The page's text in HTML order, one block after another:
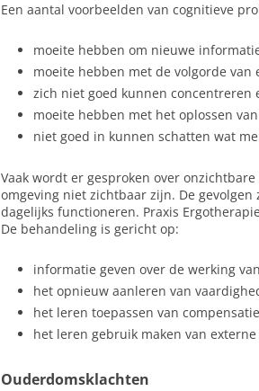
Een aantal voorbeelden van cognitieve
moeite hebben om nieuwe
moeite hebben met de volgorde van
zich niet goed kunnen concentreren
moeite hebben met het oplossen
niet goed in kunnen schatten wat
Vaak wordt er gesproken over
omgeving niet zichtbaar zijn. De
dagelijks functioneren. Praxis
De behandeling is gericht op:
informatie geven over de werking
het opnieuw aanleren van
het leren toepassen van
het leren gebruik maken van
Ouderdomsklachten